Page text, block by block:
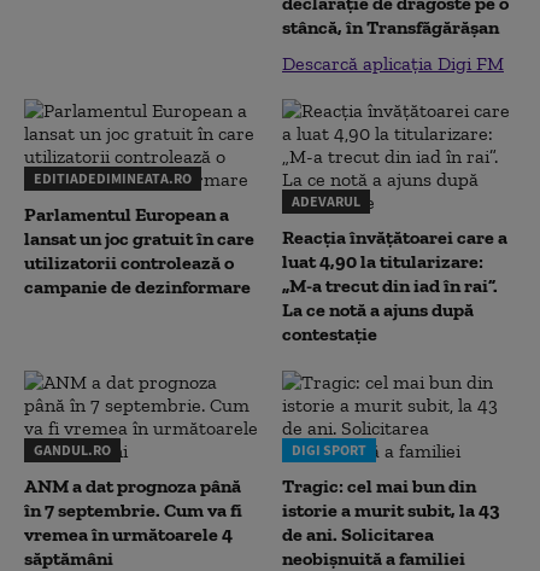
stâncă, în Transfăgărăşan
Descarcă aplicația Digi FM
EDITIADEDIMINEATA.RO
Parlamentul European a
lansat un joc gratuit în care
utilizatorii controlează o
campanie de dezinformare
ADEVARUL
Reacția învățătoarei care a
luat 4,90 la titularizare:
„M-a trecut din iad în rai”.
La ce notă a ajuns după
contestație
GANDUL.RO
ANM a dat prognoza până
în 7 septembrie. Cum va fi
vremea în următoarele 4
săptămâni
DIGI SPORT
Tragic: cel mai bun din
istorie a murit subit, la 43
de ani. Solicitarea
neobișnuită a familiei